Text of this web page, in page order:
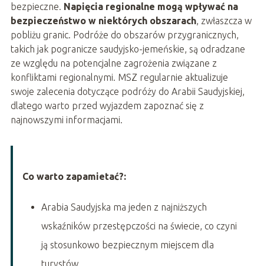
bezpieczne. Napięcia regionalne mogą wpływać na
bezpieczeństwo w niektórych obszarach, zwłaszcza w
pobliżu granic. Podróże do obszarów przygranicznych,
takich jak pogranicze saudyjsko-jemeńskie, są odradzane
ze względu na potencjalne zagrożenia związane z
konfliktami regionalnymi. MSZ regularnie aktualizuje
swoje zalecenia dotyczące podróży do Arabii Saudyjskiej,
dlatego warto przed wyjazdem zapoznać się z
najnowszymi informacjami.
Co warto zapamietać?:
Arabia Saudyjska ma jeden z najniższych
wskaźników przestępczości na świecie, co czyni
ją stosunkowo bezpiecznym miejscem dla
turystów.